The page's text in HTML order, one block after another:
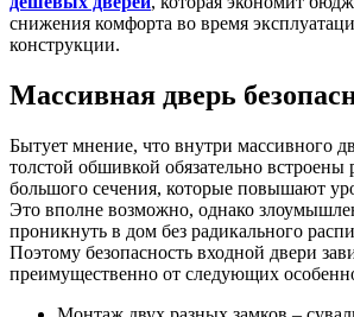
снижения комфорта во время
конструкции.
Массивная дверь
Бытует мнение, что внутри массивного
толстой обшивкой обязательно встроены
большого сечения, которые повышают
Это вполне возможно, однако
проникнуть в дом без радикального
Поэтому безопасность входной двери
преимущественно от следующих